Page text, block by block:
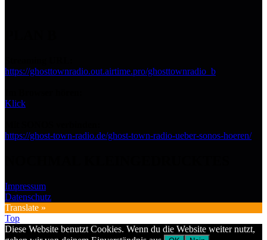
https://ghosttownradio.out.airtime.pro/ghosttownradio_b
Klick
https://ghost-town-radio.de/ghost-town-radio-ueber-sonos-hoeren/
Impressum
Datenschutz
Translate »
Top
Diese Website benutzt Cookies. Wenn du die Website weiter nutzt,